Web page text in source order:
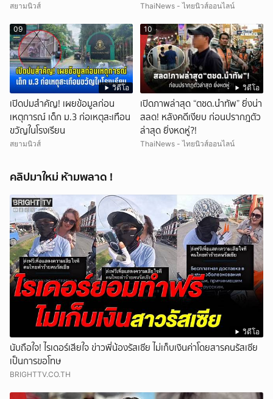
สยามนิวส์ ThaiNews - ไทยนิวส์ออนไลน์
วิดีโอ
09
เปิดปมสำคัญ! เผยข้อมูลก่อน
เหตุการณ์ เด็ก ม.3 ก่อเหตุสะเทือน
ขวัญในโรงเรียน
สยามนิวส์
วิดีโอ
10
เปิดภาพล่าสุด “ตชด.นำทัพ” ยิ่งน่า
สลด! หลังคดีเงียบ ก่อนปรากฎตัว
ล่าสุด ยิ่งหดหู่?!
ThaiNews - ไทยนิวส์ออนไลน์
คลิปมาใหม่ ห้ามพลาด !
วิดีโอ
นับถือใจ! ไรเดอร์เสียใจ ข่าวพี่น้องรัสเซีย ไม่เก็บเงินค่าโดยสารคนรัสเซีย
เป็นการขอโทษ
BRIGHTTV.CO.TH